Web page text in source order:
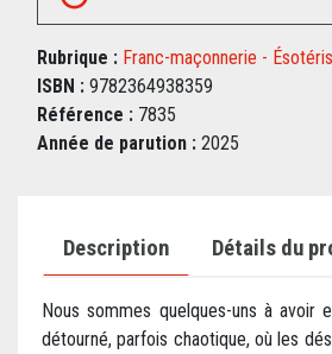
Rubrique : Franc-maçonnerie -
ISBN : 9782364938359
Référence : 7835
Année de parution : 2025
Description Détails du
Nous sommes quelques-uns à avoir
détourné, parfois chaotique, où les